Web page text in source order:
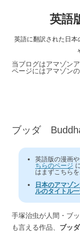
英語
英語に翻訳された日本
当ブログはアマゾン
ページにはアマゾン
ブッダ
英語版の漫画
ちらのページ
はまずこちら
日本のアマゾ
ルのタイトル
手塚治虫が人間・ブ
も言える作品、 ブッダ